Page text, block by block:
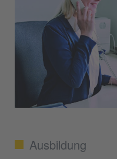
Ausbildung